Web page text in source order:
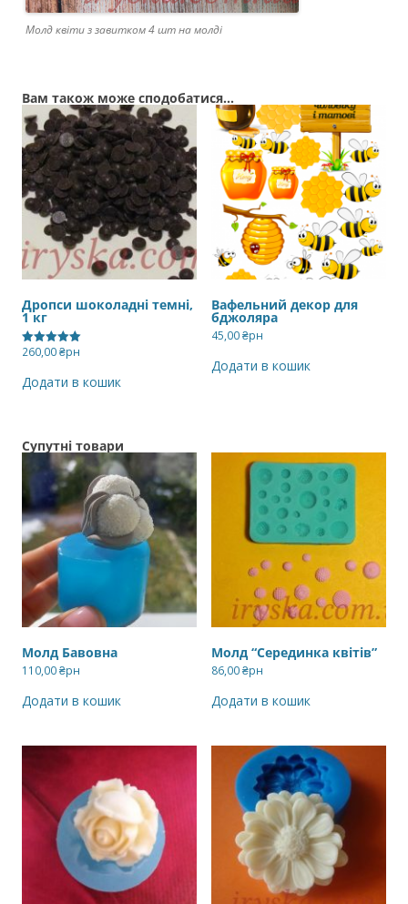
Молд квіти з завитком 4 шт на молді
Вам також може сподобатися…
Дропси шоколадні темні,
1 кг
Оцінено в
260,00₴рн
Додати в кошик
Вафельний декор для
бджоляра
45,00₴рн
Додати в кошик
Супутні товари
Молд Бавовна
110,00₴рн
Додати в кошик
Молд “Серединка квітів”
86,00₴рн
Додати в кошик